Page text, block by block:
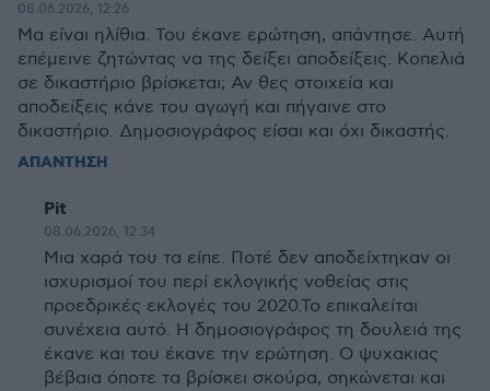
08.06.2026, 12:26
Μα είναι ηλίθια. Του έκανε ερώτηση, απάντησε. Αυτή
επέμεινε ζητώντας να της δείξει αποδείξεις. Κοπελιά
σε δικαστήριο βρίσκεται; Αν θες στοιχεία και
αποδείξεις κάνε του αγωγή και πήγαινε στο
δικαστήριο. Δημοσιογράφος είσαι και όχι δικαστής.
ΑΠΑΝΤΗΣΗ
Pit
08.06.2026, 12:34
Mια χαρά του τα είπε. Ποτέ δεν αποδείχτηκαν οι
ισχυρισμοί του περί εκλογικής νοθείας στις
προεδρικές εκλογές του 2020.Το επικαλείται
συνέχεια αυτό. Η δημοσιογράφος τη δουλειά της
έκανε και του έκανε την ερώτηση. Ο ψυχακιας
βέβαια όποτε τα βρίσκει σκούρα, σηκώνεται και